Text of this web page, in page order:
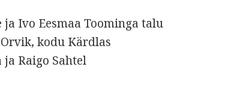
ja Ivo Eesmaa Toominga talu
kodu Kärdlas
ja Raigo Sahtel